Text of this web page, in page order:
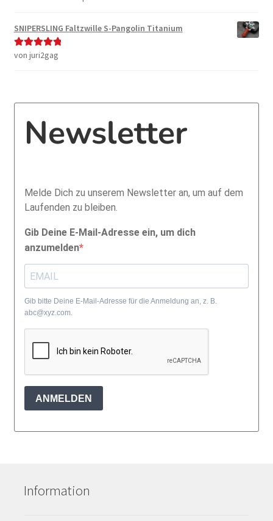
SNIPERSLING Faltzwille S-Pangolin Titanium
Bewertet mit
von juri2gag
Newsletter
Melde Dich zu unserem Newsletter an, um auf dem
Laufenden zu bleiben.
Gib Deine E-Mail-Adresse ein, um dich
anzumelden
Gib bitte Deine E-Mail-Adresse für die Anmeldung an, z. B.
abc@xyz.com.
ANMELDEN
Information